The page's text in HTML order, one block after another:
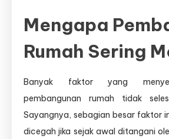
Mengapa
Rumah Sering
Banyak faktor yang
pembangunan rumah tidak
Sayangnya, sebagian besar faktor
dicegah jika sejak awal ditangani